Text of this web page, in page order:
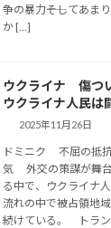
争の暴力――そしてあま
か […]
ウクライナ 傷つ
ウクライナ人民は
2025年11月26日
ドミニク 不屈の抵
気 外交の策謀が舞
る中で、ウクライナ
流れの中で被占領地
続けている。 トラ